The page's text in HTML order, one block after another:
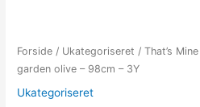
Forside / Ukategoriseret / That’s
garden olive – 98cm – 3Y
Ukategoriseret